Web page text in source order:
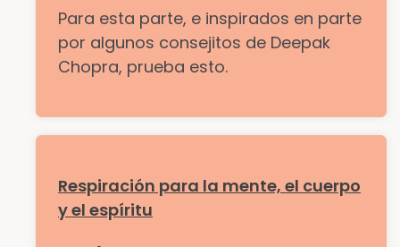
Para esta parte, e inspirados en parte
por algunos consejitos de Deepak
Chopra, prueba esto.
Respiración para la mente, el cuerpo
y el espíritu